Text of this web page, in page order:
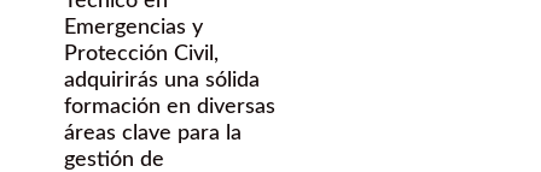
Emergencias y
Protección Civil,
adquirirás una sólida
formación en diversas
áreas clave para la
gestión de